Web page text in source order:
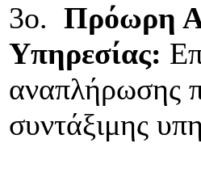
3ο. Πρόωρη
Υπηρεσίας:
αναπλήρωσης
συντάξιμης